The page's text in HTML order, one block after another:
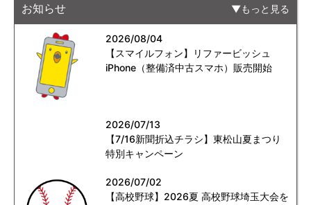
お知らせ もっと見る
2026/08/04
【スマイルフォン】リファービッシュ
iPhone（整備済中古スマホ）販売開始
2026/07/13
【7/16新聞折込チラシ】東松山夏まつり
特別キャンペーン
2026/07/02
【高校野球】2026夏 高校野球埼玉大会を